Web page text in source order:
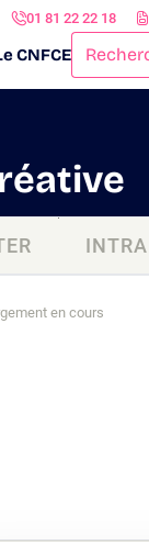
01 81 22 22 18
CNFCE
INTRA